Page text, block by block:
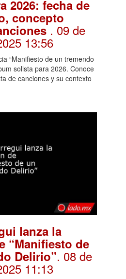
2026: fecha de
concepto
. 09 de
13:56
“Manifiesto de un tremendo
solista para 2026. Conoce
de canciones y su contexto
lanza la
“Manifiesto de
Delirio”. 08 de
11:13